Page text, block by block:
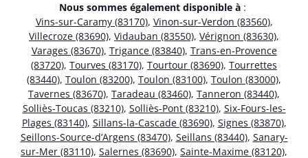
Nous sommes également disponible à :
Vins-sur-Caramy (83170), Vinon-sur-Verdon (83560),
Villecroze (83690), Vidauban (83550), Vérignon (83630),
Varages (83670), Trigance (83840), Trans-en-Provence
(83720), Tourves (83170), Tourtour (83690), Tourrettes
(83440), Toulon (83200), Toulon (83100), Toulon (83000),
Tavernes (83670), Taradeau (83460), Tanneron (83440),
Solliès-Toucas (83210), Solliès-Pont (83210), Six-Fours-les-
Plages (83140), Sillans-la-Cascade (83690), Signes (83870),
Seillons-Source-d’Argens (83470), Seillans (83440), Sanary-
sur-Mer (83110), Salernes (83690), Sainte-Maxime (83120),